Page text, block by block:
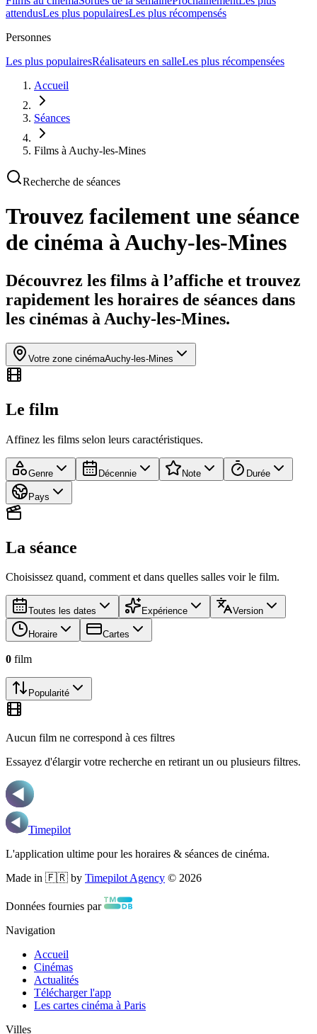
attendusLes plus populairesLes plus récompensés
Personnes
Les plus populairesRéalisateurs en salleLes plus récompensées
Accueil
Séances
Films à Auchy-les-Mines
Recherche de séances
Trouvez facilement une séance
de cinéma à Auchy-les-Mines
Découvrez les films à l’affiche et trouvez
rapidement les horaires de séances dans
les cinémas à Auchy-les-Mines.
Votre zone cinémaAuchy-les-Mines
Le film
Affinez les films selon leurs caractéristiques.
Genre Décennie Note Durée
Pays
La séance
Choisissez quand, comment et dans quelles salles voir le film.
Toutes les dates Expérience Version
Horaire Cartes
0 film
Popularité
Aucun film ne correspond à ces filtres
Essayez d'élargir votre recherche en retirant un ou plusieurs filtres.
Timepilot
L'application ultime pour les horaires & séances de cinéma.
Made in 🇫🇷 by Timepilot Agency © 2026
Données fournies par
Navigation
Accueil
Cinémas
Actualités
Télécharger l'app
Les cartes cinéma à Paris
Villes